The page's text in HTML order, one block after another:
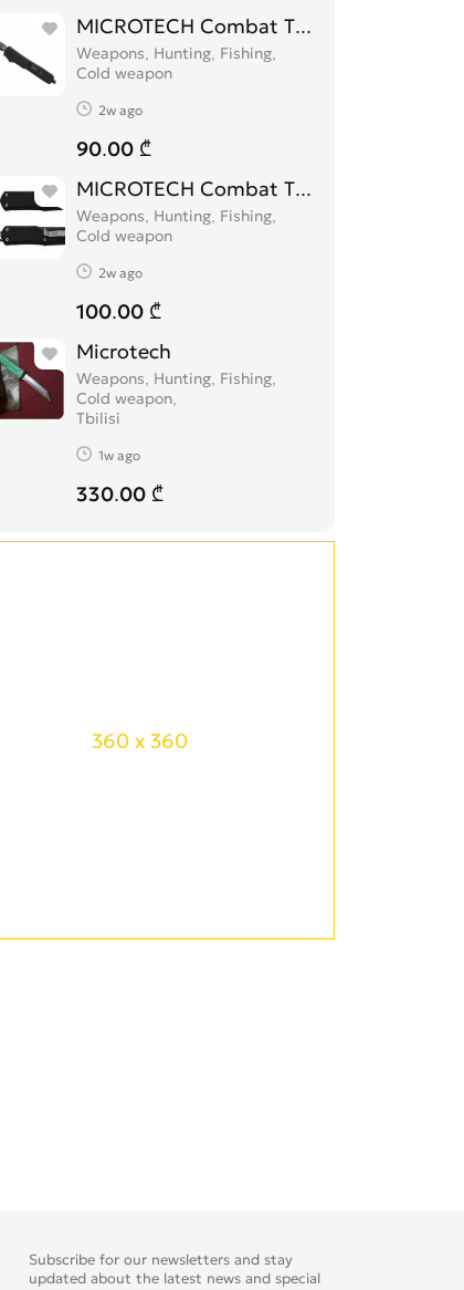
MICROTECH Combat Troodon
Weapons, Hunting, Fishing,
Cold weapon
2w ago
90.00 ₾
MICROTECH Combat Troodon დანა
Weapons, Hunting, Fishing,
Cold weapon
2w ago
100.00 ₾
Microtech
Weapons, Hunting, Fishing,
Cold weapon
Tbilisi
1w ago
330.00 ₾
360 x 360
Subscribe for our newsletters and stay
updated about the latest news and special